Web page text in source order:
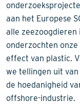
aan het Europese
alle zeezoogdieren
onderzochten
effect van plastic.
we tellingen uit
de hoedanigheid
offshore-industrie.